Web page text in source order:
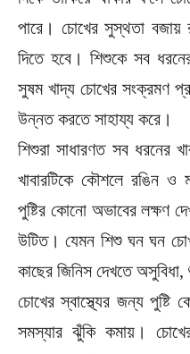
পারে। চোখের সুস্থতা বজায়
দিতে হবে। শিশুকে সব
সুষম খাদ্য চোখের সংক্রমণ
উন্নত করতে সাহায্য করে।
শিশুরা সাধারণত সব ধরনের
খাবারটিকে কৌশলে রঙিন
পুষ্টির কোনো অভাবের লক্ষণ
উটিত। যেমন শিশু ঘন ঘন
কাছের জিনিস দেখতে
চোখের স্বাস্থ্যের জন্য পুষ্টি
সমস্যার ঝুঁকি কমায়। চোখের